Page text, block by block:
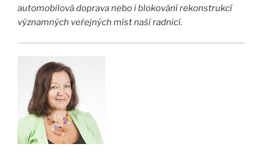
automobilová doprava nebo i blokování rekonstrukcí
významných veřejných míst naší radnicí.